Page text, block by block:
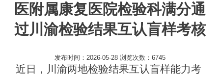
医附属康复医院检验科满分通
过川渝检验结果互认盲样考核
发布时间：2026-05-28 浏览次数：6745
近日，川渝两地检验结果互认盲样能力考